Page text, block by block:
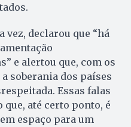
vez, declarou que “há
e alertou que, com os
soberania dos países
Essas falas
até certo ponto, é
espaço para um